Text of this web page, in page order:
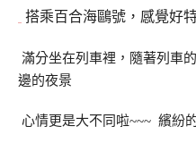
搭乘百合海鷗號，感覺好
滿分坐在列車裡，隨著列車
邊的夜景
心情更是大不同啦~~~ 繽紛